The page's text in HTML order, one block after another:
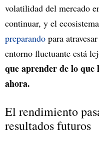
volatilidad del mercado
continuar, y el
preparando para
entorno fluctuante está
que aprender de lo que
ahora.
El rendimiento
resultados futuros